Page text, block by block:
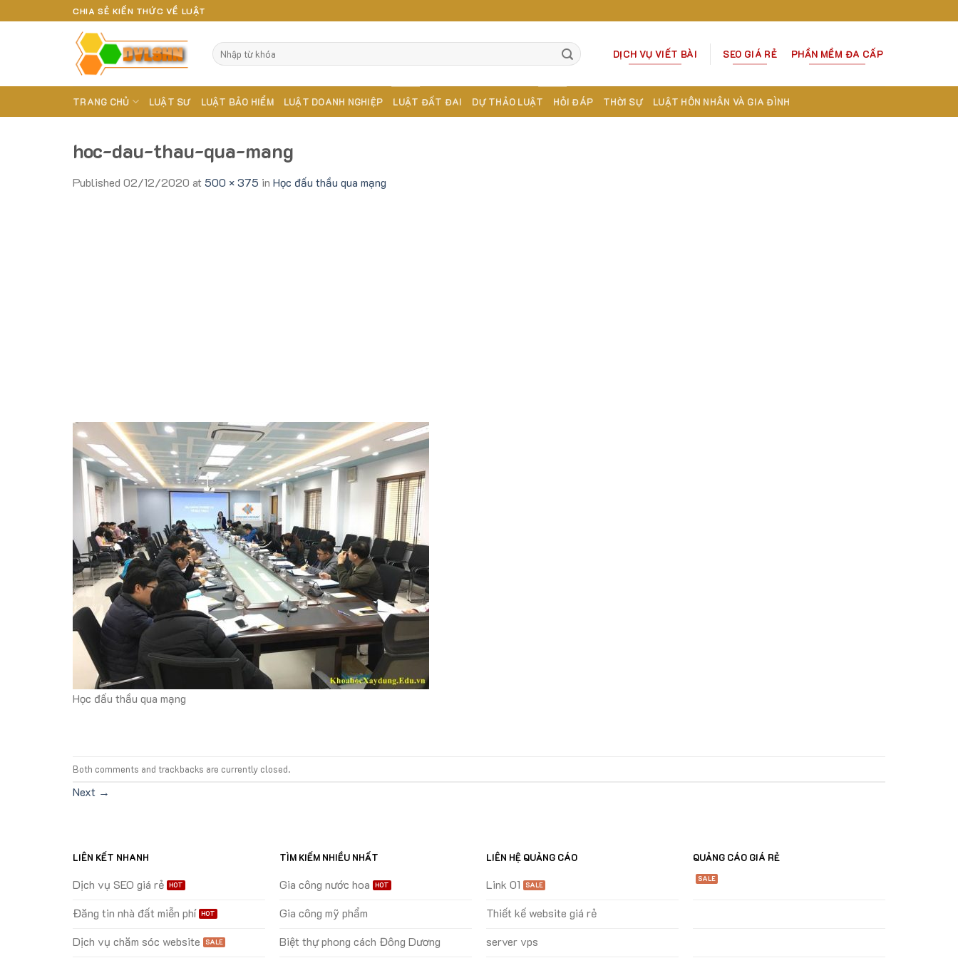
to
CHIA SẺ KIẾN THỨC VỀ LUẬT
DỊCH VỤ VIẾT BÀI SEO GIÁ RẺ PHẦN MỀM ĐA CẤP
TRANG CHỦ LUẬT SƯ LUẬT BẢO HIỂM LUẬT DOANH NGHIỆP LUẬT ĐẤT ĐAI DỰ THẢO LUẬT HỎI ĐÁP THỜI SỰ LUẬT HÔN NHÂN VÀ GIA ĐÌNH
hoc-dau-thau-qua-mang
Published 02/12/2020 at 500 × 375 in Học đấu thầu qua mạng
Học đấu thầu qua mạng
Both comments and trackbacks are currently closed.
Next →
LIÊN KẾT NHANH
Dịch vụ SEO giá rẻ
Đăng tin nhà đất miễn phí
Dịch vụ chăm sóc website
TÌM KIẾM NHIỀU NHẤT
Gia công nước hoa
Gia công mỹ phẩm
Biệt thự phong cách Đông Dương
LIÊN HỆ QUẢNG CÁO
Link 01
Thiết kế website giá rẻ
server vps
QUẢNG CÁO GIÁ RẺ